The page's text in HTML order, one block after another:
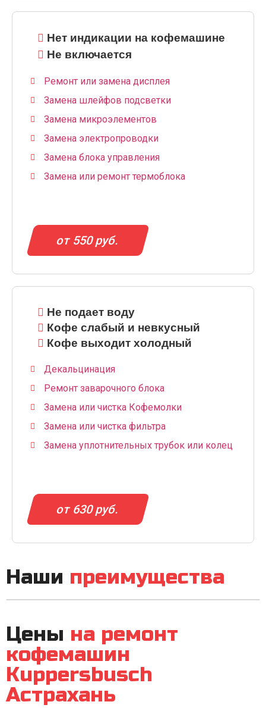
Нет индикации на кофемашине
Не включается
Ремонт или замена дисплея
Замена шлейфов подсветки
Замена микроэлементов
Замена электропроводки
Замена блока управления
Замена или ремонт термоблока
от 550 руб.
Не подает воду
Кофе слабый и невкусный
Кофе выходит холодный
Декальцинация
Ремонт заварочного блока
Замена или чистка Кофемолки
Замена или чистка фильтра
Замена уплотнительных трубок или колец
от 630 руб.
Наши преимущества
Цены на ремонт
кофемашин
Kuppersbusch
Астрахань